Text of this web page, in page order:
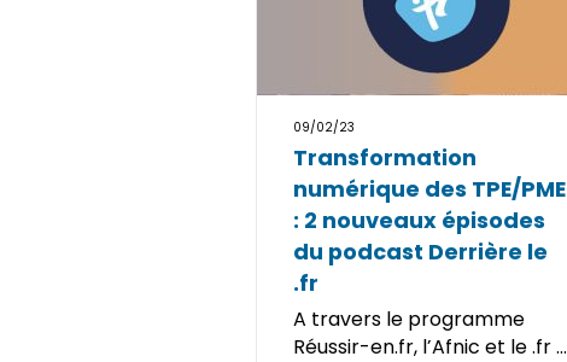
09/02/23
Transformation
numérique des TPE/PME
: 2 nouveaux épisodes
du podcast Derrière le
.fr
A travers le programme
Réussir-en.fr, l’Afnic et le .fr ...